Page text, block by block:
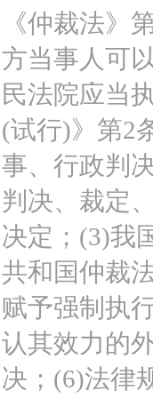
《仲裁法》
方当事人可
民法院应当
(试行)》第2
事、行政判
判决、裁定
决定；(3)我
共和国仲裁
赋予强制执
认其效力的
决；(6)法律